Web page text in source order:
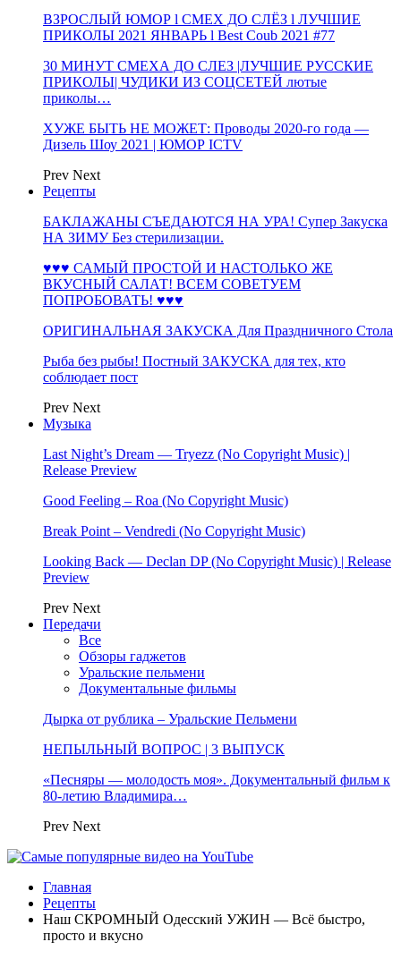
ВЗРОСЛЫЙ ЮМОР l СМЕХ ДО СЛЁЗ l ЛУЧШИЕ
ПРИКОЛЫ 2021 ЯНВАРЬ l Best Coub 2021 #77
30 МИНУТ СМЕХА ДО СЛЕЗ |ЛУЧШИЕ РУССКИЕ
ПРИКОЛЫ| ЧУДИКИ ИЗ СОЦСЕТЕЙ лютые
приколы…
ХУЖЕ БЫТЬ НЕ МОЖЕТ: Проводы 2020-го года —
Дизель Шоу 2021 | ЮМОР ICTV
Prev Next
Рецепты
БАКЛАЖАНЫ СЪЕДАЮТСЯ НА УРА! Супер Закуска
НА ЗИМУ Без стерилизации.
♥♥♥ САМЫЙ ПРОСТОЙ И НАСТОЛЬКО ЖЕ
ВКУСНЫЙ САЛАТ! ВСЕМ СОВЕТУЕМ
ПОПРОБОВАТЬ! ♥♥♥
ОРИГИНАЛЬНАЯ ЗАКУСКА Для Праздничного Стола
Рыба без рыбы! Постный ЗАКУСКА для тех, кто
соблюдает пост
Prev Next
Музыка
Last Night’s Dream — Tryezz (No Copyright Music) |
Release Preview
Good Feeling – Roa (No Copyright Music)
Break Point – Vendredi (No Copyright Music)
Looking Back — Declan DP (No Copyright Music) | Release
Preview
Prev Next
Передачи
Все
Обзоры гаджетов
Уральские пельмени
Документальные фильмы
Дырка от рублика – Уральские Пельмени
НЕПЫЛЬНЫЙ ВОПРОС | 3 ВЫПУСК
«Песняры — молодость моя». Документальный фильм к
80-летию Владимира…
Prev Next
Главная
Рецепты
Наш СКРОМНЫЙ Одесский УЖИН — Всё быстро,
просто и вкусно